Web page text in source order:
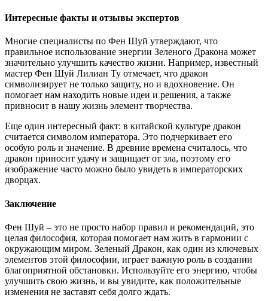
Интересные факты и отзывы экспертов
Многие специалисты по Фен Шуй утверждают, что
правильное использование энергии Зеленого Дракона может
значительно улучшить качество жизни. Например, известный
мастер Фен Шуй Лилиан Ту отмечает, что дракон
символизирует не только защиту, но и вдохновение. Он
помогает нам находить новые идеи и решения, а также
привносит в нашу жизнь элемент творчества.
Еще один интересный факт: в китайской культуре дракон
считается символом императора. Это подчеркивает его
особую роль и значение. В древние времена считалось, что
дракон приносит удачу и защищает от зла, поэтому его
изображение часто можно было увидеть в императорских
дворцах.
Заключение
Фен Шуй – это не просто набор правил и рекомендаций, это
целая философия, которая помогает нам жить в гармонии с
окружающим миром. Зеленый Дракон, как один из ключевых
элементов этой философии, играет важную роль в создании
благоприятной обстановки. Используйте его энергию, чтобы
улучшить свою жизнь, и вы увидите, как положительные
изменения не заставят себя долго ждать.